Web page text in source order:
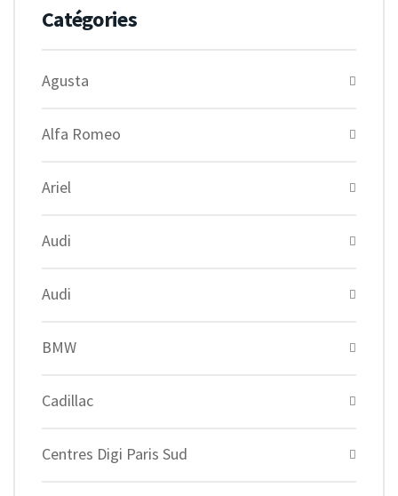
Catégories
Agusta
Alfa Romeo
Ariel
Audi
Audi
BMW
Cadillac
Centres Digi Paris Sud